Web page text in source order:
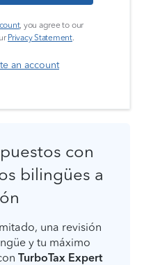
, you agree to our
Privacy Statement.
an account
con
bilingües a
una revisión
y tu máximo
TurboTax Expert